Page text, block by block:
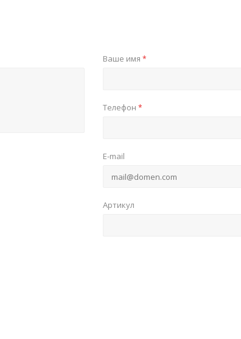
Ваше имя *
Телефон *
E-mail
Артикул